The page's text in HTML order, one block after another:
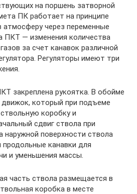
на поршень затворной
ПК работает на принципе
атмосферу через переменные
ПКТ — изменения количества
за счет канавок различной
Регуляторы имеют три
закреплена рукоятка. В обойме
который при подъеме
коробку и
сдвиг ствола при
наружной поверхности ствола
канавки для
и уменьшения массы.
часть ствола размещается в
коробка в месте